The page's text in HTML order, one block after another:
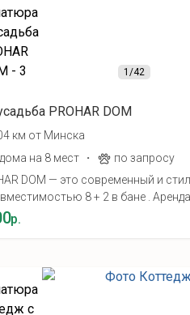
1/42
PROHAR DOM
км от Минска
на 8 мест
·
по запросу
DOM — это современный и
8 + 2 в бане .
р.